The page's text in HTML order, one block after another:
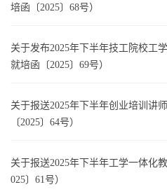
培函〔2025〕68号）
关于发布2025年下半年技工院校工
就培函〔2025〕69号）
关于报送2025年下半年创业培训讲
〔2025〕64号）
关于报送2025年下半年工学一体化
025〕61号）